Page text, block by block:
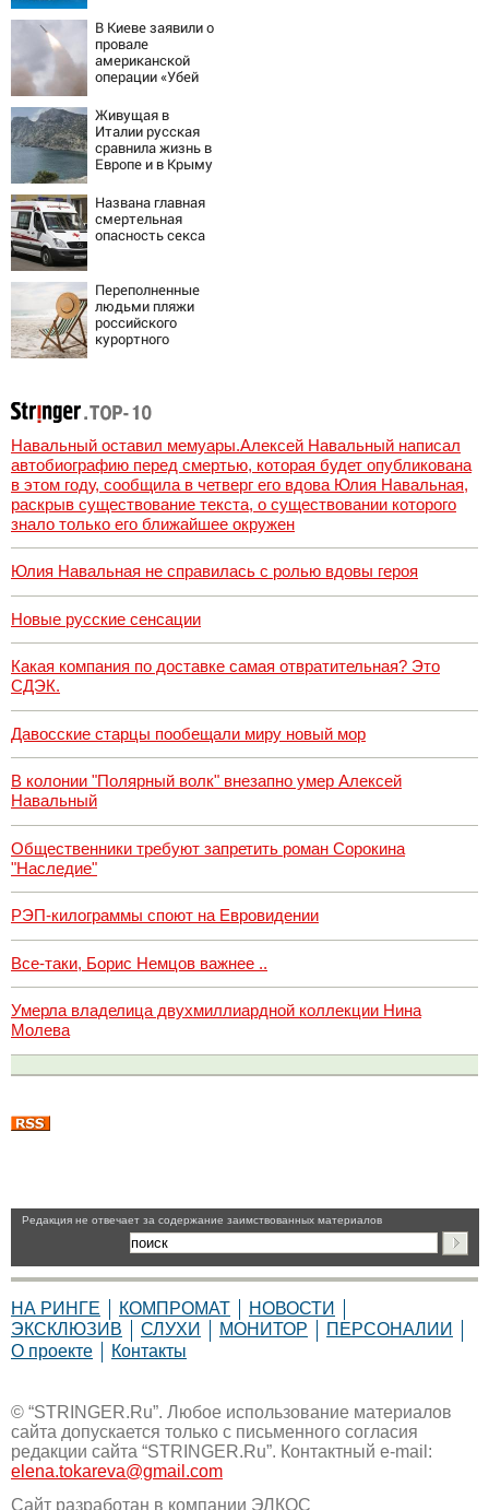
Россию и Китай:
это инструмент
первого
массированного
удара
В Киеве заявили о
провале
американской
операции «Убей
России
Живущая в
Италии русская
сравнила жизнь в
Европе и в Крыму
Названа главная
смертельная
опасность секса
Переполненные
людьми пляжи
российского
курортного
Навальный оставил мемуары.Алексей Навальный написал
автобиографию перед смертью, которая будет опубликована
в этом году, сообщила в четверг его вдова Юлия Навальная,
раскрыв существование текста, о существовании которого
знало только его ближайшее окружен
Юлия Навальная не справилась с ролью вдовы героя
Новые русские сенсации
Какая компания по доставке самая отвратительная? Это
СДЭК.
Давосские старцы пообещали миру новый мор
В колонии "Полярный волк" внезапно умер Алексей
Навальный
Общественники требуют запретить роман Сорокина
"Наследие"
РЭП-килограммы споют на Евровидении
Все-таки, Борис Немцов важнее ..
Умерла владелица двухмиллиардной коллекции Нина
Молева
Pедакция не отвечает за содержание заимствованных материалов
НА РИНГЕ КОМПРОМАТ
НОВОСТИ
ЭКСКЛЮЗИВ
СЛУХИ МОНИТОР
ПЕРСОНАЛИИ
О проекте
Контакты
© “STRINGER.Ru”. Любое использование материалов
сайта допускается только с письменного согласия
редакции сайта “STRINGER.Ru”. Контактный e-mail:
elena.tokareva@gmail.com
Сайт разработан в компании ЭЛКОС